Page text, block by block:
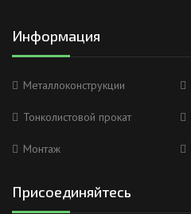
Информация
Металлоконструкции
Тонколистовой прокат
Монтаж
Присоединяйтесь